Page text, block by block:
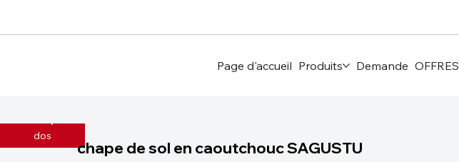
Page d'accueil Produits Demande OFFRES
dos
chape de sol en caoutchouc SAGUSTU